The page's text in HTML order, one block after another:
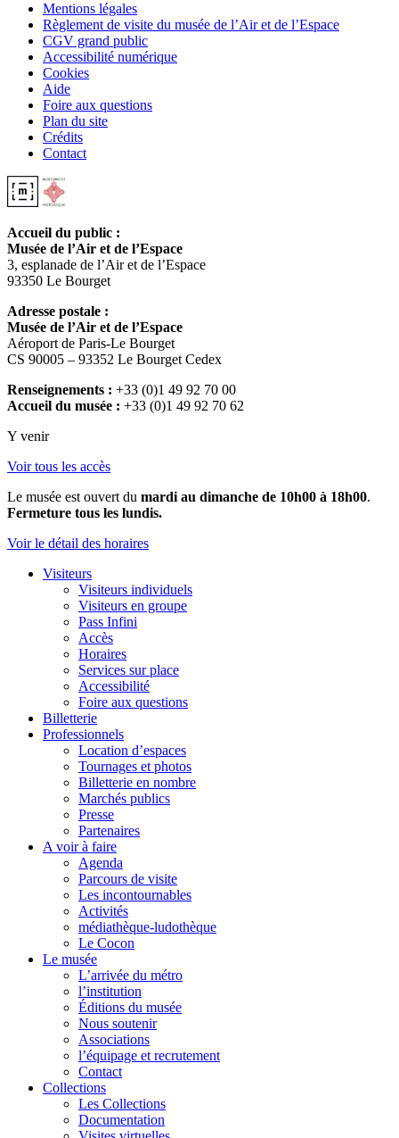
Mentions légales
Règlement de visite du musée de l’Air et de l’Espace
CGV grand public
Accessibilité numérique
Cookies
Aide
Foire aux questions
Plan du site
Crédits
Contact
Accueil du public :
Musée de l’Air et de l’Espace
3, esplanade de l’Air et de l’Espace
93350 Le Bourget
Adresse postale :
Musée de l’Air et de l’Espace
Aéroport de Paris-Le Bourget
CS 90005 – 93352 Le Bourget Cedex
Renseignements : +33 (0)1 49 92 70 00
Accueil du musée : +33 (0)1 49 92 70 62
Y venir
Voir tous les accès
Le musée est ouvert du mardi au dimanche de 10h00 à 18h00.
Fermeture tous les lundis.
Voir le détail des horaires
Visiteurs
Visiteurs individuels
Visiteurs en groupe
Pass Infini
Accès
Horaires
Services sur place
Accessibilité
Foire aux questions
Billetterie
Professionnels
Location d’espaces
Tournages et photos
Billetterie en nombre
Marchés publics
Presse
Partenaires
A voir à faire
Agenda
Parcours de visite
Les incontournables
Activités
médiathèque-ludothèque
Le Cocon
Le musée
L’arrivée du métro
l’institution
Éditions du musée
Nous soutenir
Associations
l’équipage et recrutement
Contact
Collections
Les Collections
Documentation